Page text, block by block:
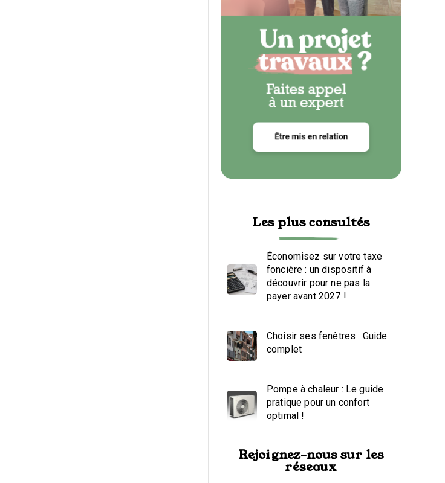
Les plus consultés
Économisez sur votre taxe
foncière : un dispositif à
découvrir pour ne pas la
payer avant 2027 !
Choisir ses fenêtres : Guide
complet
Pompe à chaleur : Le guide
pratique pour un confort
optimal !
Rejoignez-nous sur les
réseaux